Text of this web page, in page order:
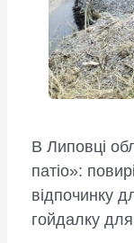
В Липовці
патіо»:
відпочинку
гойдалку